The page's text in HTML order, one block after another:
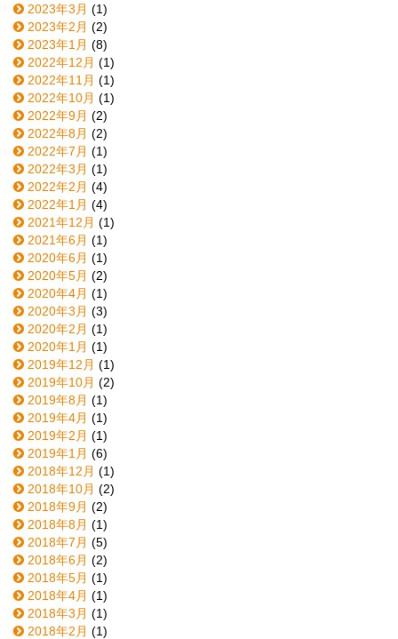
2023年3月 (1)
2023年2月 (2)
2023年1月 (8)
2022年12月 (1)
2022年11月 (1)
2022年10月 (1)
2022年9月 (2)
2022年8月 (2)
2022年7月 (1)
2022年3月 (1)
2022年2月 (4)
2022年1月 (4)
2021年12月 (1)
2021年6月 (1)
2020年6月 (1)
2020年5月 (2)
2020年4月 (1)
2020年3月 (3)
2020年2月 (1)
2020年1月 (1)
2019年12月 (1)
2019年10月 (2)
2019年8月 (1)
2019年4月 (1)
2019年2月 (1)
2019年1月 (6)
2018年12月 (1)
2018年10月 (2)
2018年9月 (2)
2018年8月 (1)
2018年7月 (5)
2018年6月 (2)
2018年5月 (1)
2018年4月 (1)
2018年3月 (1)
2018年2月 (1)